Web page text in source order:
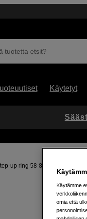
tuotetta etsit?
Käytetyt
up ring 58-82mm
Käytämme
omia että